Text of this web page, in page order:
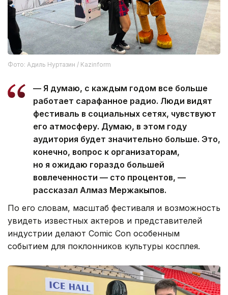
Фото: Адиль Нуртазин / Kazinform
— Я думаю, с каждым годом все больше
работает сарафанное радио. Люди видят
фестиваль в социальных сетях, чувствуют
его атмосферу. Думаю, в этом году
аудитория будет значительно больше. Это,
конечно, вопрос к организаторам,
но я ожидаю гораздо большей
вовлеченности — сто процентов, —
рассказал Алмаз Мержакыпов.
По его словам, масштаб фестиваля и возможность
увидеть известных актеров и представителей
индустрии делают Comic Con особенным
событием для поклонников культуры косплея.